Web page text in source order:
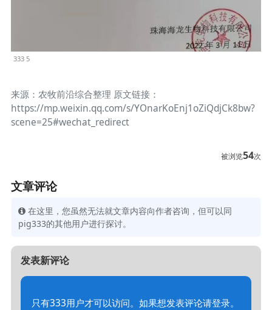
333 5
来源：农牧前沿综合整理 原文链接：
https://mp.weixin.qq.com/s/YOnarKoEnj1oZiQdjCk8bw?
scene=25#wechat_redirect
被浏览54次
文章评论
在这里，您虽然无法就文章内容向作者咨询，但可以同
pig333的其他用户进行探讨。
发表新评论
只有333用户才可以访问。如果想发表评论请登录。